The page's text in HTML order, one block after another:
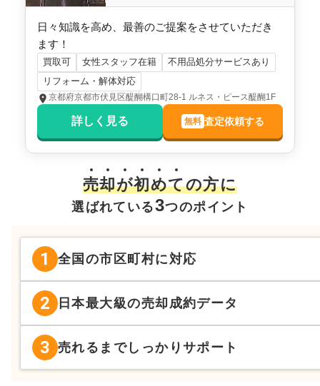
日々知識を高め、最善のご提案をさせていただき
ます！
買取可 女性スタッフ在籍
不用品処分サービスあり
リフォーム・解体対応
京都府京都市伏見区醍醐構口町28-1 ルネス・ピース醍醐1F
詳しく見る 無料 査定依頼する
売却が初めての方に
選ばれている3つのポイント
1 全国の市区町村に対応
2 日本最大級の売却成約データ
3 売れるまでしっかりサポート